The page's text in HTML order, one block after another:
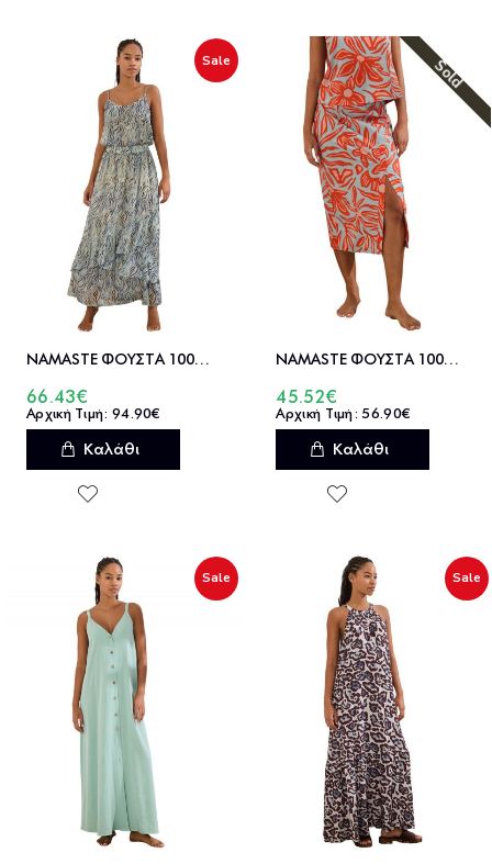
Sale
NAMASTE ΦΟΥΣΤΑ 100%ΒΙΣΚ LALIE - SS0326018
66.43€
94.90€
Καλάθι
Sold
NAMASTE ΦΟΥΣΤΑ 100%ΒΑΜ LEANNA - SS0326010
45.52€
56.90€
Καλάθι
Sale Sale